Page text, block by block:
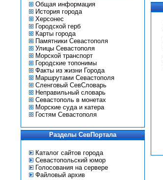
Общая информация
История города
Херсонес
Городской герб
Карты города
Памятники Севастополя
Улицы Севастополя
Морской транспорт
Городские топонимы
Факты из жизни Города
Маршрутами Севастополя
Сленговый СевСловарь
Неправильный словарь
Севастополь в монетах
Морские суда и катера
Гостям Севастополя
Разделы СевПортала
Каталог сайтов города
Севастопольский юмор
Голосования на сервере
Файловый архив